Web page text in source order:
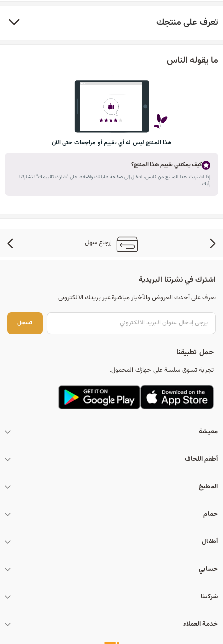
تعرف على منتجك
ما يقوله الناس
هذا المنتج ليس له أي تقييم أو مراجعات حتى الآن
كيف يمكنني تقييم هذا المنتج؟
إذا اشتريت هذا المنتج من نايس، ادخل إلى صفحة طلباتك واضغط على "شارك تقييمك" لتشاركنا
رأيك.
إرجاع سهل
اشترك في نشرتنا البريدية
تعرف على أحدث العروض والأخبار مباشرة عبر بريدك الالكتروني
تسجل
حمل تطبيقنا
تجربة تسوق سلسة على جهازك المحمول.
معيشة
أطقم اللحاف
المطبخ
حمام
أطفال
حسابي
شركتنا
خدمة العملاء